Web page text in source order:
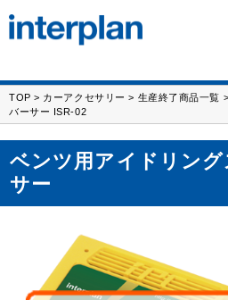
インタープランについて
無線製品・受託開発
カーアクセサリー
サポート
FAX/フォーム
TOP > カーアクセサリー > 生産終了商品一覧
バーサー ISR-02
ベンツ用アイドリン
サー